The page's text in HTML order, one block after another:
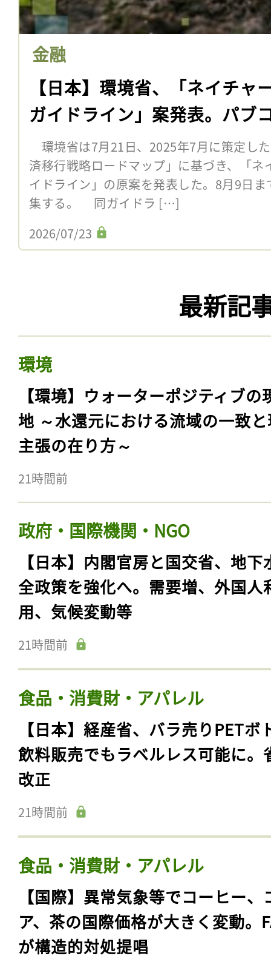
金融
【日本】環境省、「ネイチャ
ガイドライン」案発表。パブ
環境省は7月21日、2025年7月に策定し
済移行戦略ロードマップ」に基づき、「
イドライン」の原案を発表した。8月9日
集する。 同ガイドラ […]
2026/07/23
最新記
環境
【環境】ウォーターポジティブの
地 ～水還元における流域の一致
主張の在り方～
21時間前
政府・国際機関・NGO
【日本】内閣官房と国交省、地下
全政策を強化へ。需要増、外国人
用、気候変動等
21時間前
食品・消費財・アパレル
【日本】経産省、バラ売りPETボ
飲料販売でもラベルレス可能に。
改正
21時間前
食品・消費財・アパレル
【国際】異常気象等でコーヒー、
ア、茶の国際価格が大きく変動。
が構造的対処提唱